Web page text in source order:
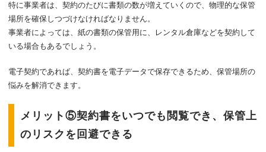
特に事業者は、契約のたびに書類の数が増えていくので、物理的な保管
場所を確保しつづけなければなりません。
事業者によっては、紙の書類の保管用に、レンタル倉庫などを契約して
いる場合もあるでしょう。
電子契約であれば、契約書を電子データで保存できるため、保管場所の
悩みを解消できます。
メリット⑤契約書をいつでも閲覧でき、保管上
のリスクを回避できる